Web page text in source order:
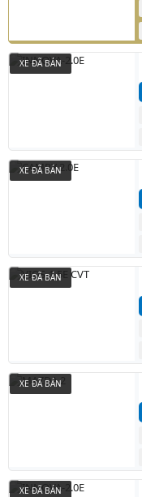
XE ĐÃ BÁN
XE ĐÃ BÁN
XE ĐÃ BÁN
XE ĐÃ BÁN
XE ĐÃ BÁN